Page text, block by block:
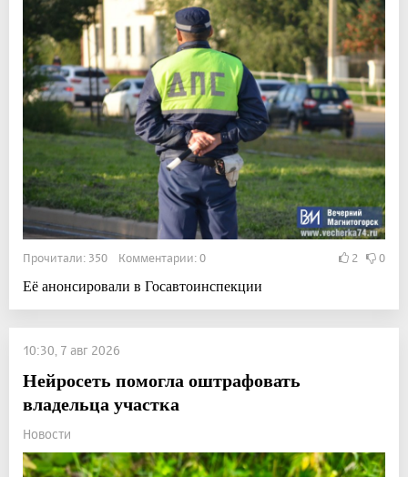
Прочитали: 350 Комментарии: 0 2 0
Её анонсировали в Госавтоинспекции
10:30, 7 авг 2026
Нейросеть помогла оштрафовать
владельца участка
Новости